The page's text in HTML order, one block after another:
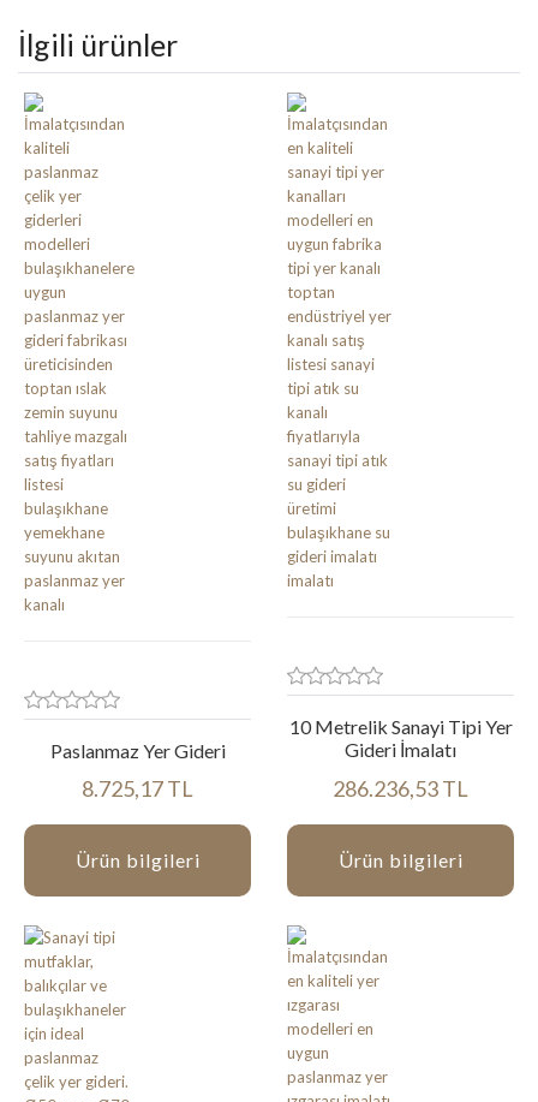
İlgili ürünler
Paslanmaz Yer Gideri
8.725,17 TL
Ürün bilgileri
10 Metrelik Sanayi Tipi Yer
Gideri İmalatı
286.236,53 TL
Ürün bilgileri